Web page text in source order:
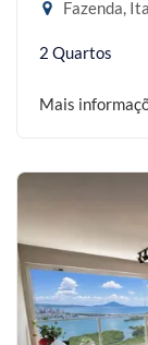
Fazenda,
2 Quartos
Mais